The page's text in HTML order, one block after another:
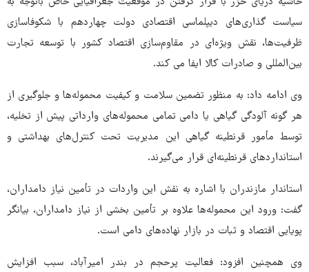
سیاست گذاری‌های دیپلماسی اقتصادی دولت چهاردهم با شکوفاسازی
ظرفیت‌ها، نقش ویژه‌ای در مقاوم‌سازی اقتصاد کشور با توسعه تجارت
بین‌المللی و صادرات کالا ایفا می کند.
وی ادامه داد: به منظور تضمین سلامت و کیفیت محموله‌ها و جلوگیری از
هر گونه آلودگی گیاهی یا دامی تمامی محموله‌های وارداتی پیش از تخلیه،
توسط مأمور قرنطینه گیاهی این مدیریت تحت کنترل‌های بهداشتی و
استانداردهای قرنطینه‌ای قرار می‌گیرند.
استاندار مازندران با اشاره به نقش این واردات در تأمین نیاز دامداران،
گفت: ورود این محموله‌ها علاوه‌ بر تأمین بخشی از نیاز دامداران، بیانگر
پویایی اقتصاد و ثبات در بازار نهاده‌های دامی است.
وی همچنین افزود: فعالیت پرحجم در بندر امیرآباد، سبب افزایش